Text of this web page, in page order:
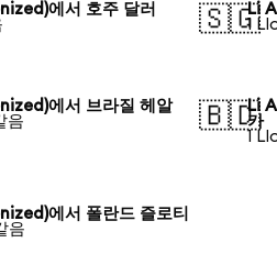
에서 호주 달러
🇸🇬
Li
1
에서 브라질 헤알
음
🇧🇩
Li
카
1
에서 폴란드 즐로티
음